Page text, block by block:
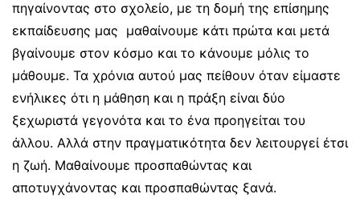
πηγαίνοντας στο σχολείο, με τη δομή της επίσημης
εκπαίδευσης μας μαθαίνουμε κάτι πρώτα και μετά
βγαίνουμε στον κόσμο και το κάνουμε μόλις το
μάθουμε. Τα χρόνια αυτού μας πείθουν όταν είμαστε
ενήλικες ότι η μάθηση και η πράξη είναι δύο
ξεχωριστά γεγονότα και το ένα προηγείται του
άλλου. Αλλά στην πραγματικότητα δεν λειτουργεί έτσι
η ζωή. Μαθαίνουμε προσπαθώντας και
αποτυγχάνοντας και προσπαθώντας ξανά.